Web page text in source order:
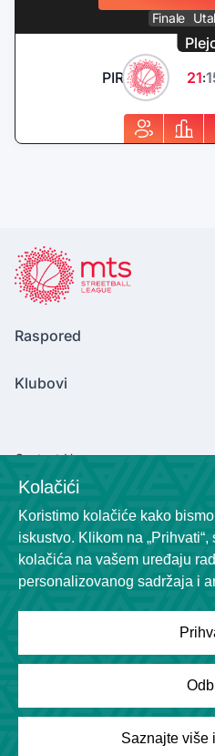
Finale
PIR 21:
Raspored
Klubovi
Contact Us
marinkovicv2004@gmail.com
Socials
Powered by
Tražite rešenje za
Copyright ©
Kolačići
Koristimo kolačiće kako
iskustvo. Klikom na
kolačića na vašem uređaju
personalizovanog sadržaja i
Saznajte više